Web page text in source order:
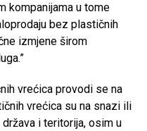
kompanijama u tome
bez plastičnih
izmjene širom
vrećica provodi se na
vrećica su na snazi ili
i teritorija, osim u